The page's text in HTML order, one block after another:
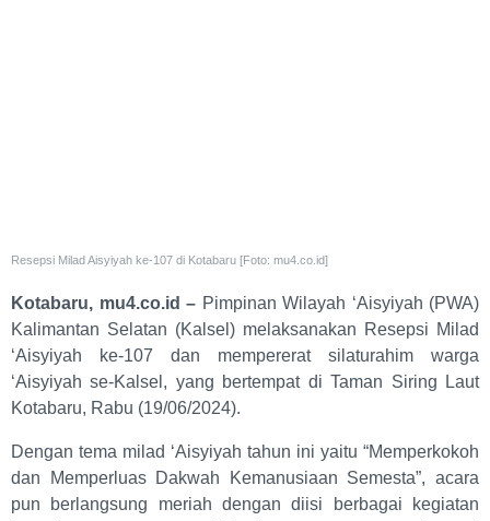
Resepsi Milad Aisyiyah ke-107 di Kotabaru [Foto: mu4.co.id]
Kotabaru, mu4.co.id – Pimpinan Wilayah ‘Aisyiyah (PWA)
Kalimantan Selatan (Kalsel) melaksanakan Resepsi Milad
‘Aisyiyah ke-107 dan mempererat silaturahim warga
‘Aisyiyah se-Kalsel, yang bertempat di Taman Siring Laut
Kotabaru, Rabu (19/06/2024).
Dengan tema milad ‘Aisyiyah tahun ini yaitu “Memperkokoh
dan Memperluas Dakwah Kemanusiaan Semesta”, acara
pun berlangsung meriah dengan diisi berbagai kegiatan